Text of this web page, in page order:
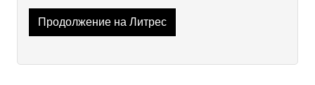
Продолжение на Литрес